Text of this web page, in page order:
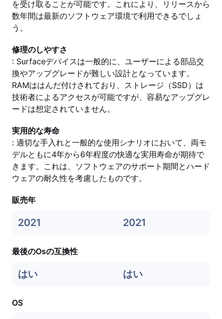
を受け取ることが可能です。これにより、リリースから
数年間は最新のソフトウェア環境で利用できるでしょ
う。
修理のしやすさ
: Surfaceデバイスは一般的に、ユーザーによる部品交
換やアップグレードが難しい設計となっています。
RAMははんだ付けされており、ストレージ（SSD）は
技術者によるアクセスが可能ですが、容易なアップグレ
ードは想定されていません。
実用的な寿命
: 適切な手入れと一般的な使用シナリオにおいて、両モ
デルともに4年から6年程度の快適な実用寿命が期待で
きます。これは、ソフトウェアのサポート期間とハード
ウェアの耐久性を考慮したものです。
販売年
2021 2021
最後のOsの互換性
はい はい
OS